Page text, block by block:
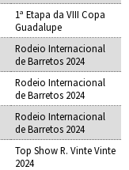
1ª Etapa da VIII Copa
Guadalupe
Rodeio Internacional
de Barretos 2024
Rodeio Internacional
de Barretos 2024
Rodeio Internacional
de Barretos 2024
Top Show R. Vinte Vinte
2024